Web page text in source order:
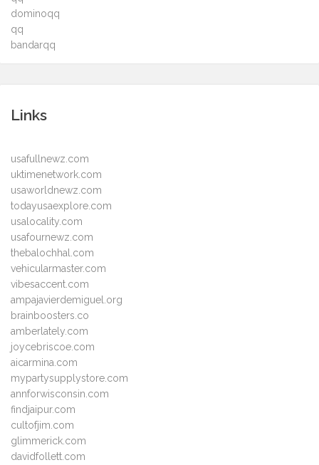
dominoqq
qq
bandarqq
Links
usafullnewz.com
uktimenetwork.com
usaworldnewz.com
todayusaexplore.com
usalocality.com
usafournewz.com
thebalochhal.com
vehicularmaster.com
vibesaccent.com
ampajavierdemiguel.org
brainboosters.co
amberlately.com
joycebriscoe.com
aicarmina.com
mypartysupplystore.com
annforwisconsin.com
findjaipur.com
cultofjim.com
glimmerick.com
davidfollett.com